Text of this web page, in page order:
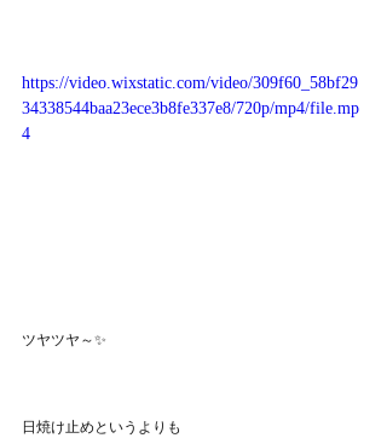
https://video.wixstatic.com/video/309f60_58bf29
34338544baa23ece3b8fe337e8/720p/mp4/file.mp
4
ツヤツヤ～✨
日焼け止めというよりも